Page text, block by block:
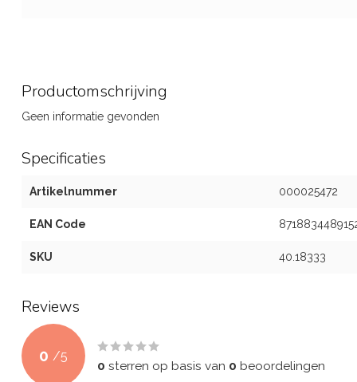
Productomschrijving
Geen informatie gevonden
Specificaties
Artikelnummer 000025472
EAN Code
SKU 40.18333
Reviews
0 /5
0 sterren op basis van 0 beoordelingen